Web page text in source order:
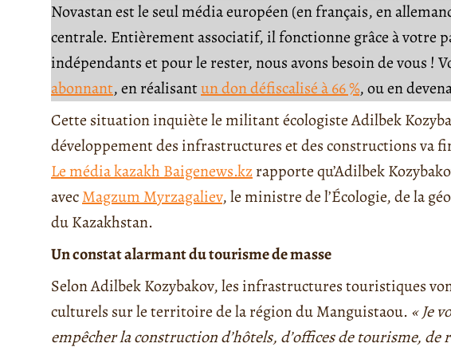
Novastan est le seul média européen (en français, en
centrale. Entièrement associatif, il fonctionne grâce à votre
indépendants et pour le rester, nous avons besoin de vous !
abonnant, en réalisantun don défiscalisé à 66 %, ou en
Cette situation inquiète le militant écologiste Adilbek
développement des infrastructures et des constructions va
Le média kazakh Baigenews.kzrapporte qu’Adilbek
avecMagzum Myrzagaliev, le ministre de l’Écologie, de la
du Kazakhstan.
Un constat alarmant du tourisme de masse
Selon Adilbek Kozybakov, les infrastructures touristiques
culturels sur le territoire de la région du Manguistaou. « Je
empêcher la construction d’hôtels, d’offices de tourisme, de